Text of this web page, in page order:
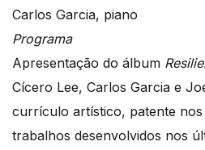
Carlos Garcia, piano
Programa
Apresentação do álbum
Cícero Lee, Carlos Garcia e
currículo artístico, patente
trabalhos desenvolvidos nos